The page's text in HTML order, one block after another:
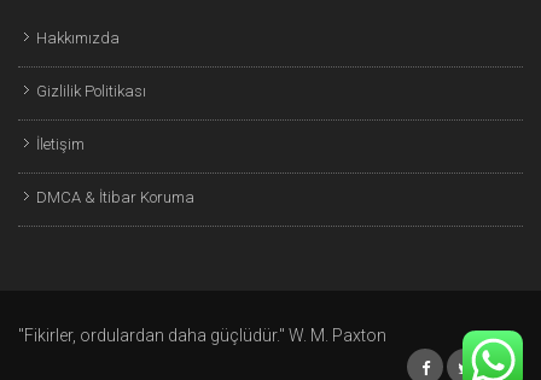
Hakkımızda
Gizlilik Politikası
İletişim
DMCA & İtibar Koruma
"Fikirler, ordulardan daha güçlüdür." W. M. Paxton